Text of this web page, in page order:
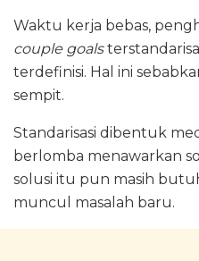
Waktu kerja bebas,
couple goals
terdefinisi. Hal ini
sempit.
Standarisasi dibentuk
berlomba menawarkan
solusi itu pun masih
muncul masalah baru.